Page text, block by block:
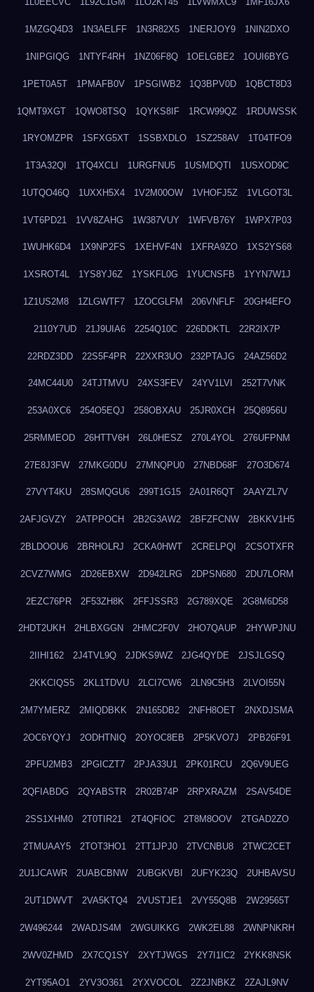
1MZGQ4D3 1N3AELFF 1N3R82X5 1NERJOY9 1NIN2DXO
1NIPGIQG 1NTYF4RH 1NZ06F8Q 1OELGBE2 1OUI6BYG
1PET0A5T 1PMAFB0V 1PSGIWB2 1Q3BPV0D 1QBCT8D3
1QMT9XGT 1QWO8TSQ 1QYKS8IF 1RCW99QZ 1RDUWSSK
1RYOMZPR 1SFXG5XT 1SSBXDLO 1SZ258AV 1T04TFO9
1T3A32QI 1TQ4XCLI 1URGFNU5 1USMDQTI 1USXOD9C
1UTQO46Q 1UXXH5X4 1V2M00OW 1VHOFJ5Z 1VLGOT3L
1VT6PD21 1VV8ZAHG 1W387VUY 1WFVB76Y 1WPX7P03
1WUHK6D4 1X9NP2FS 1XEHVF4N 1XFRA9ZO 1XS2YS68
1XSROT4L 1YS8YJ6Z 1YSKFL0G 1YUCNSFB 1YYN7W1J
1Z1US2M8 1ZLGWTF7 1ZOCGLFM 206VNFLF 20GH4EFO
2110Y7UD 21J9UIA6 2254Q10C 226DDKTL 22R2IX7P
22RDZ3DD 22S5F4PR 22XXR3UO 232PTAJG 24AZ56D2
24MC44U0 24TJTMVU 24XS3FEV 24YV1LVI 252T7VNK
253A0XC6 254O5EQJ 258OBXAU 25JR0XCH 25Q8956U
25RMMEOD 26HTTV6H 26L0HESZ 270L4YOL 276UFPNM
27E8J3FW 27MKG0DU 27MNQPU0 27NBD68F 27O3D674
27VYT4KU 28SMQGU6 299T1G15 2A01R6QT 2AAYZL7V
2AFJGVZY 2ATPPOCH 2B2G3AW2 2BFZFCNW 2BKKV1H5
2BLDOOU6 2BRHOLRJ 2CKA0HWT 2CRELPQI 2CSOTXFR
2CVZ7WMG 2D26EBXW 2D942LRG 2DPSN680 2DU7LORM
2EZC76PR 2F53ZH8K 2FFJSSR3 2G789XQE 2G8M6D58
2HDT2UKH 2HLBXGGN 2HMC2F0V 2HO7QAUP 2HYWPJNU
2IIHI162 2J4TVL9Q 2JDKS9WZ 2JG4QYDE 2JSJLGSQ
2KKCIQS5 2KL1TDVU 2LCI7CW6 2LN9C5H3 2LVOI55N
2M7YMERZ 2MIQDBKK 2N165DB2 2NFH8OET 2NXDJSMA
2OC6YQYJ 2ODHTNIQ 2OYOC8EB 2P5KVO7J 2PB26F91
2PFU2MB3 2PGICZT7 2PJA33U1 2PK01RCU 2Q6V9UEG
2QFIABDG 2QYABSTR 2R02B74P 2RPXRAZM 2SAV54DE
2SS1XHM0 2T0TIR21 2T4QFIOC 2T8M8OOV 2TGAD2ZO
2TMUAAY5 2TOT3HO1 2TT1JPJ0 2TVCNBU8 2TWC2CET
2U1JCAWR 2UABCBNW 2UBGKVBI 2UFYK23Q 2UHBAVSU
2UT1DWVT 2VA5KTQ4 2VUSTJE1 2VY55Q8B 2W29565T
2W496244 2WADJS4M 2WGUIKKG 2WK2EL88 2WNPNKRH
2WV0ZHMD 2X7CQ1SY 2XYTJWGS 2Y7I1IC2 2YKK8NSK
2YT95AO1 2YV3O361 2YXVOCOL 2Z2JNBKZ 2ZAJL9NV